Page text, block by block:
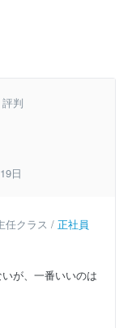
判
日
任クラス / 正社員
が、一番いいのは